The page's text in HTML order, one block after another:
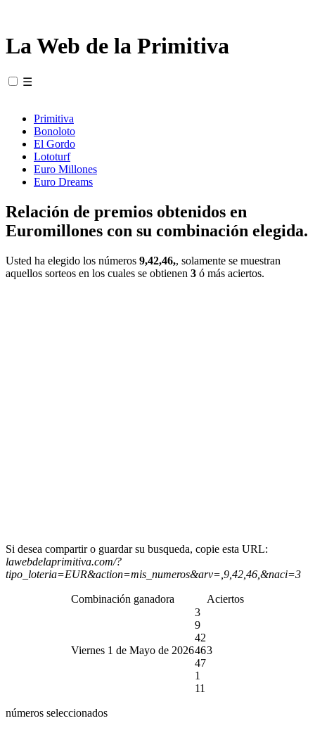
La Web de la Primitiva
☰
Primitiva
Bonoloto
El Gordo
Lototurf
Euro Millones
Euro Dreams
Relación de premios obtenidos en
Euromillones con su combinación elegida.
Usted ha elegido los números 9,42,46,, solamente se muestran
aquellos sorteos en los cuales se obtienen 3 ó más aciertos.
Si desea compartir o guardar su busqueda, copie esta URL:
lawebdelaprimitiva.com/?
tipo_loteria=EUR&action=mis_numeros&arv=,9,42,46,&naci=3
Combinación ganadora Aciertos
Viernes 1 de Mayo de 2026
3
9
42
46
47
1
11
3
números seleccionados